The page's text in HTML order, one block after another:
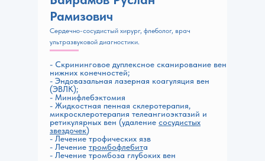
Сердечно-сосудистый хирург, флеболог, врач
ультразвуковой диагностики.
Рамизович
- Скрининговое дуплексное сканирование вен
нижних конечностей;
- Эндовазальная лазерная коагуляция вен
(ЭВЛК);
- Минифлебэктомия
- Жидкостная пенная склеротерапия,
микросклеротерапия телеангиоэктазий и
ретикулярных вен (удаление сосудистых
звездочек)
- Лечениетрофических язв
- Лечение тромбофлебита
- Лечение тромбоза глубоких вен